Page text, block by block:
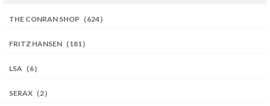
THE CONRAN SHOP（624）
FRITZ HANSEN（181）
LSA（6）
SERAX（2）